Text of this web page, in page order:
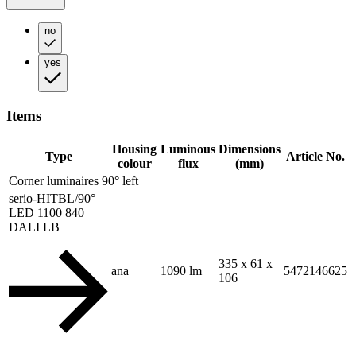
no
yes
Items
Type
Housing
colour
Luminous
flux
Dimensions
(mm)
Article No.
Corner luminaires 90° left
serio-HITBL/90°
LED 1100 840
DALI LB
ana 1090 lm
335 x 61 x
106
5472146625